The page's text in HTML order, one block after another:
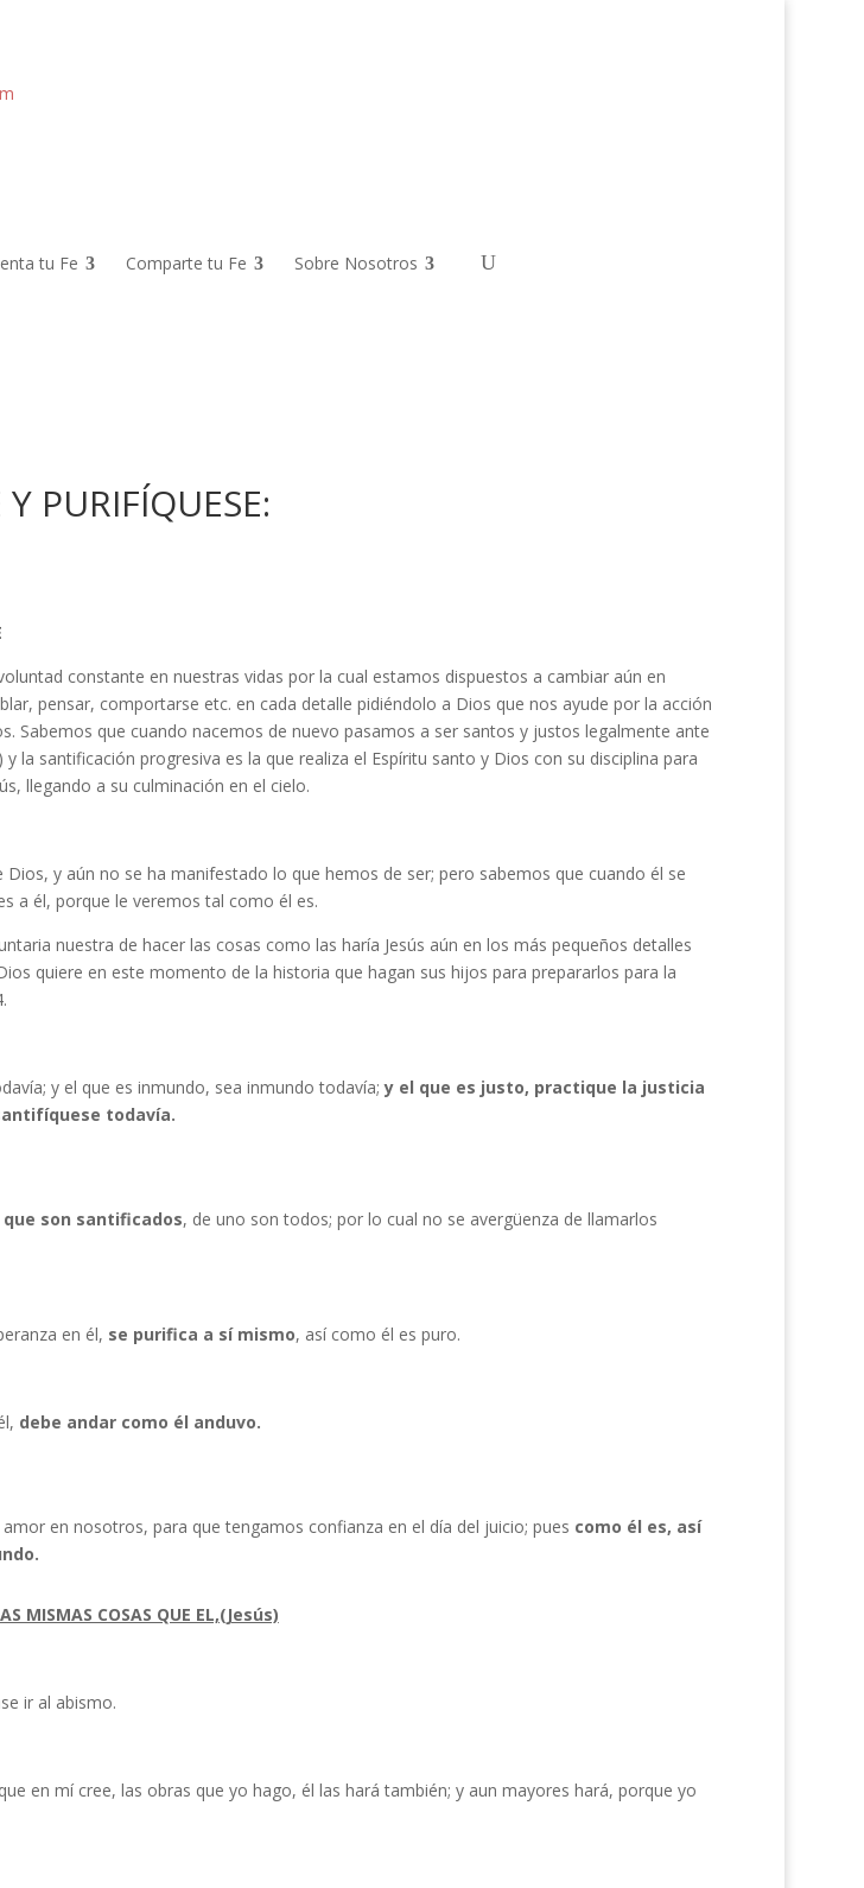
tu Fe Comparte tu Fe Sobre Nosotros
PURIFÍQUESE:
constante en nuestras vidas por la cual estamos dispuestos a cambiar aún en
pensar, comportarse etc. en cada detalle pidiéndolo a Dios que nos ayude por la acción
Sabemos que cuando nacemos de nuevo pasamos a ser santos y justos legalmente ante
la santificación progresiva es la que realiza el Espíritu santo y Dios con su disciplina para
llegando a su culminación en el cielo.
y aún no se ha manifestado lo que hemos de ser; pero sabemos que cuando él se
a él, porque le veremos tal como él es.
nuestra de hacer las cosas como las haría Jesús aún en los más pequeños detalles
quiere en este momento de la historia que hagan sus hijos para prepararlos para la
y el que es inmundo, sea inmundo todavía;y el que es justo, practique la justicia
todavía.
son santificados, de uno son todos; por lo cual no se avergüenza de llamarlos
en él, se purifica a sí mismo, así como él es puro.
debe andar como él anduvo.
en nosotros, para que tengamos confianza en el día del juicio; pues como él es, así
MISMAS COSAS QUE EL,(Jesús)
ir al abismo.
en mí cree, las obras que yo hago, él las hará también; y aun mayores hará, porque yo